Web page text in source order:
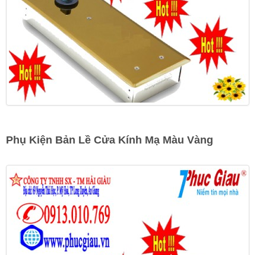
Phụ Kiện Bản Lề Cửa Kính Mạ Màu Vàng